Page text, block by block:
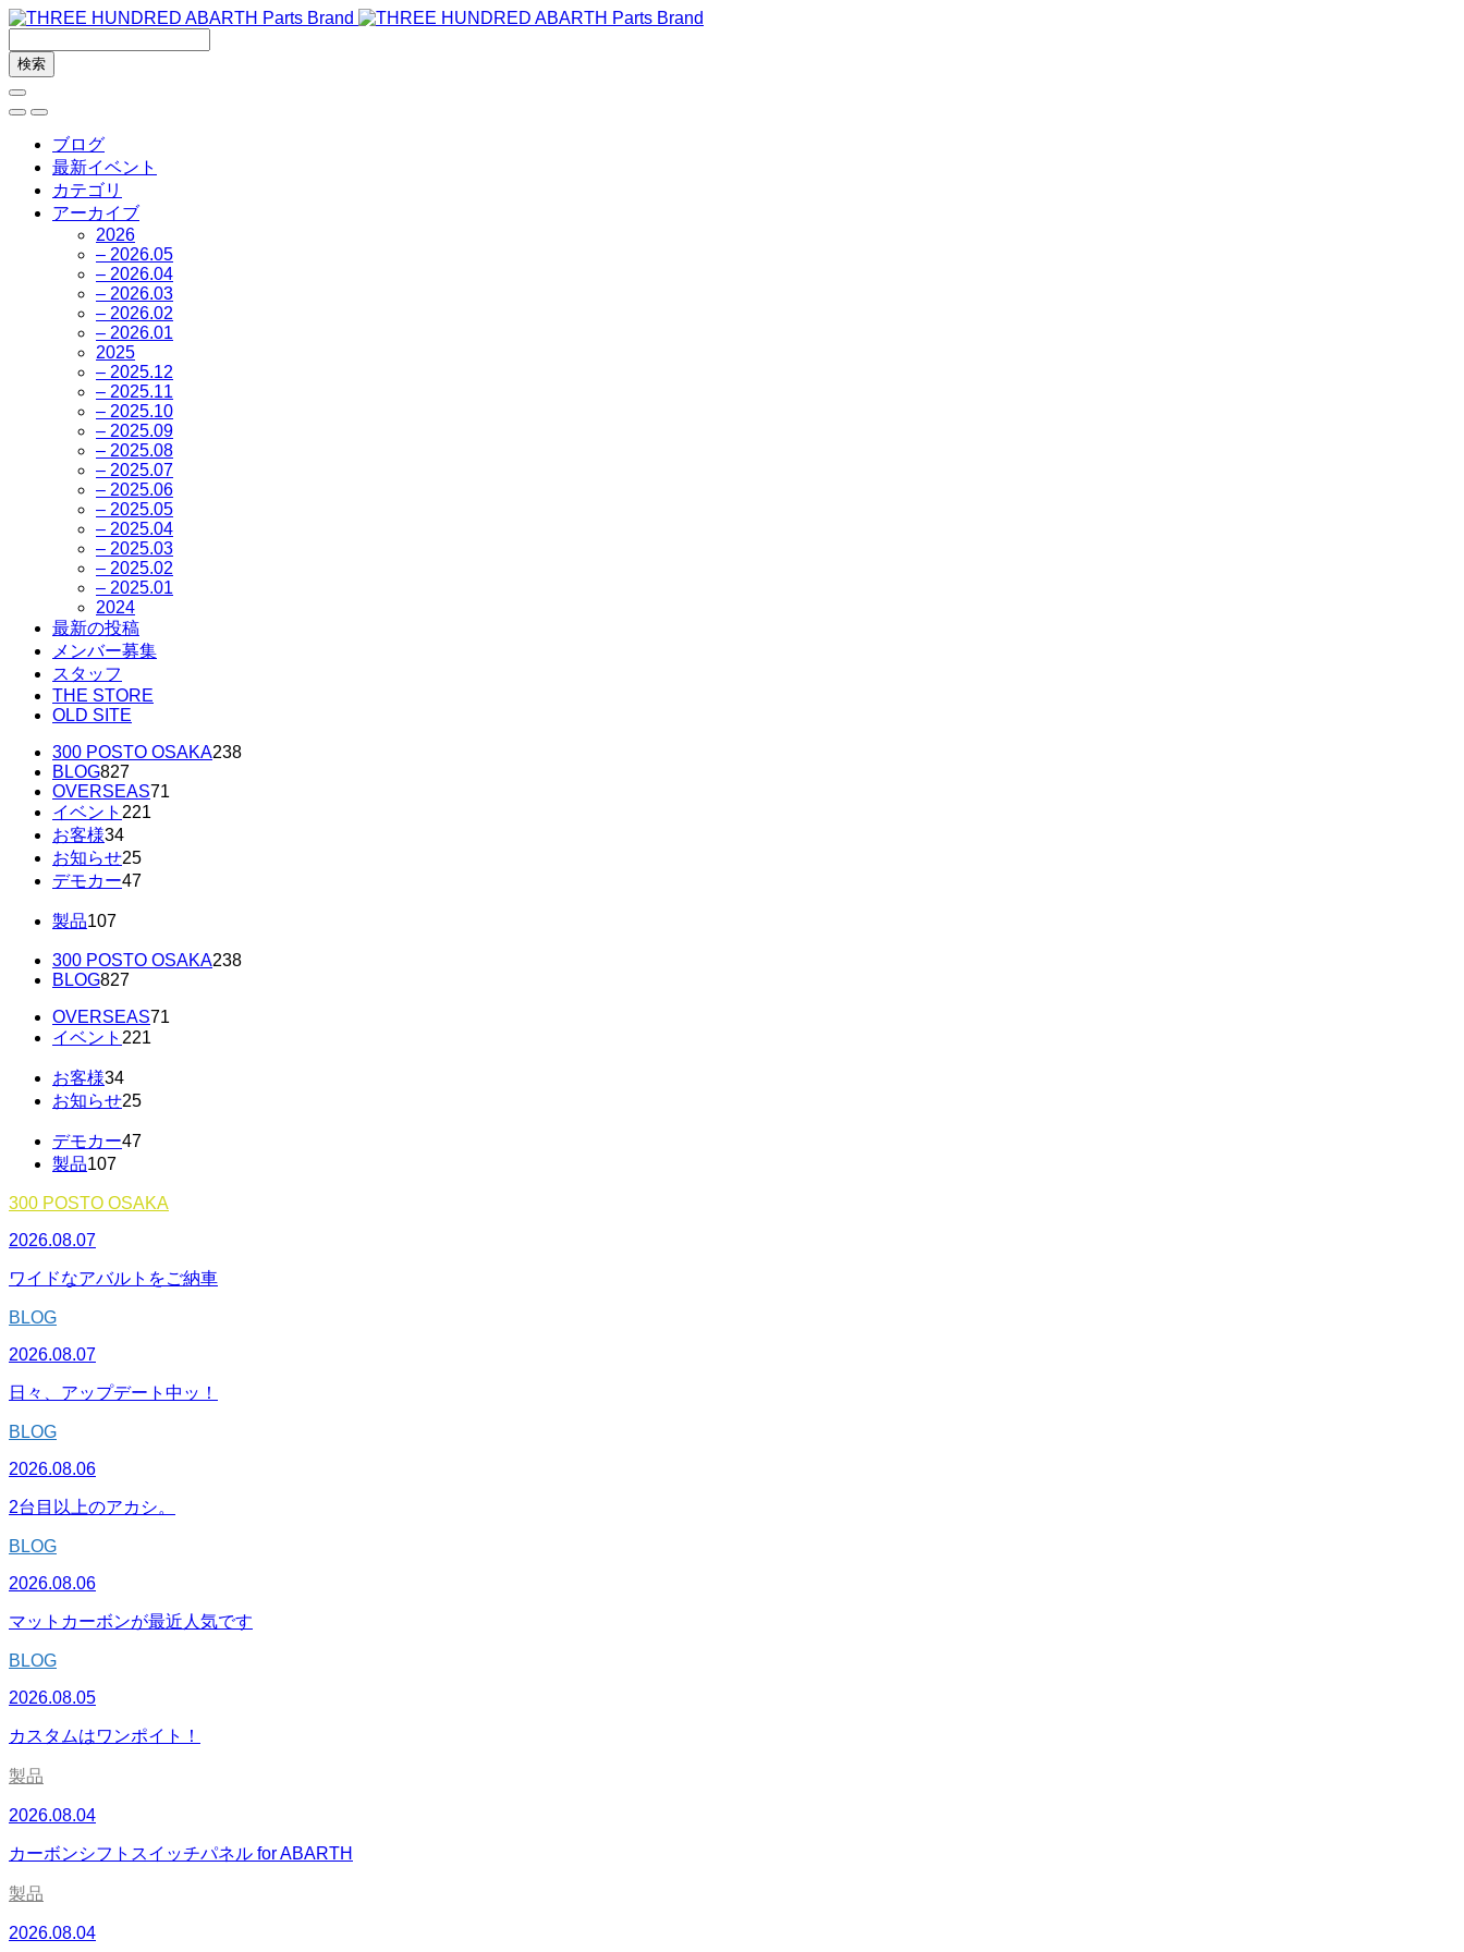
ブログ
最新イベント
カテゴリ
アーカイブ
2026
– 2026.05
– 2026.04
– 2026.03
– 2026.02
– 2026.01
2025
– 2025.12
– 2025.11
– 2025.10
– 2025.09
– 2025.08
– 2025.07
– 2025.06
– 2025.05
– 2025.04
– 2025.03
– 2025.02
– 2025.01
2024
最新の投稿
メンバー募集
スタッフ
THE STORE
OLD SITE
300 POSTO OSAKA238
BLOG827
OVERSEAS71
イベント 221
お客様34
お知らせ25
デモカー47
製品107
300 POSTO OSAKA238
BLOG827
OVERSEAS71
イベント 221
お客様34
お知らせ25
デモカー47
製品107
300 POSTO OSAKA
2026.08.07
ワイドなアバルトをご納車
BLOG
2026.08.07
日々、アップデート中ッ！
BLOG
2026.08.06
2台目以上のアカシ。
BLOG
2026.08.06
マットカーボンが最近人気です
BLOG
2026.08.05
カスタムはワンポイト！
製品
2026.08.04
カーボンシフトスイッチパネル for ABARTH
製品
2026.08.04